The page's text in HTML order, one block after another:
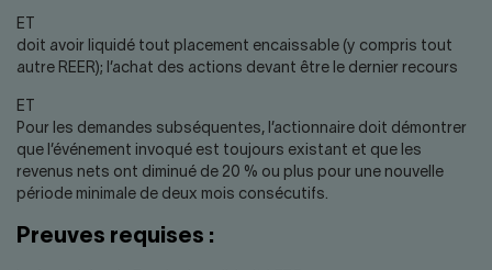
ET
doit avoir liquidé tout placement encaissable (y compris tout
autre REER); l’achat des actions devant être le dernier recours
ET
Pour les demandes subséquentes, l’actionnaire doit démontrer
que l’événement invoqué est toujours existant et que les
revenus nets ont diminué de 20 % ou plus pour une nouvelle
période minimale de deux mois consécutifs.
Preuves requises :